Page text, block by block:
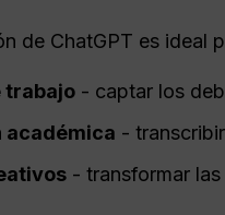
de ChatGPT es ideal
trabajo - captar los
académica -
- transformar